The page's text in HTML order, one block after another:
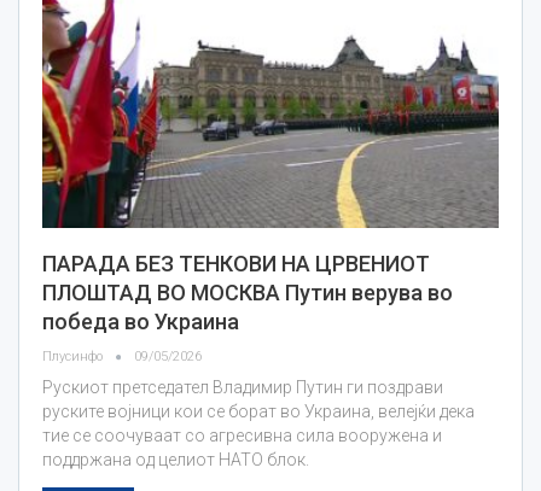
ПАРАДА БЕЗ ТЕНКОВИ НА ЦРВЕНИОТ
ПЛОШТАД ВО МОСКВА Путин верува во
победа во Украина
Плусинфо 09/05/2026
Рускиот претседател Владимир Путин ги поздрави
руските војници кои се борат во Украина, велејќи дека
тие се соочуваат со агресивна сила вооружена и
поддржана од целиот НАТО блок.